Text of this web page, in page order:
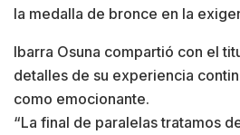
la medalla de bronce en la
Ibarra Osuna compartió con el
detalles de su experiencia
como emocionante.
“La final de paralelas tratamos